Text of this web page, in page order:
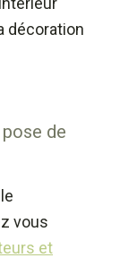
décoration
de
vous
et